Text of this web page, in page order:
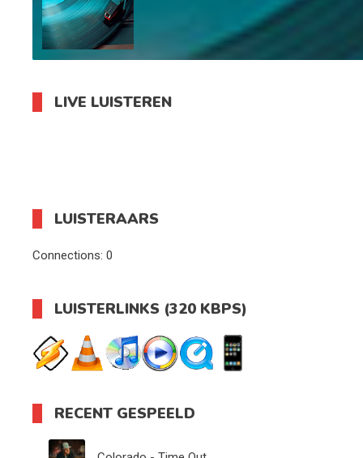
LIVE LUISTEREN
LUISTERAARS
Connections: 0
LUISTERLINKS (320 KBPS)
RECENT GESPEELD